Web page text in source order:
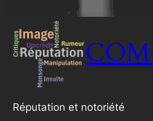
Réputation et notoriété